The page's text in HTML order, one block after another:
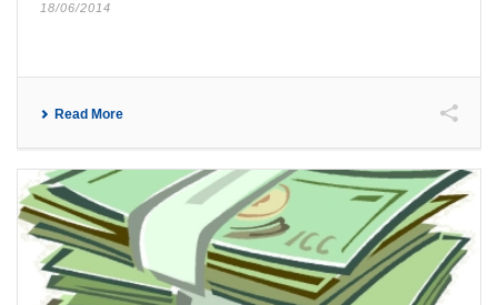
18/06/2014
Read More